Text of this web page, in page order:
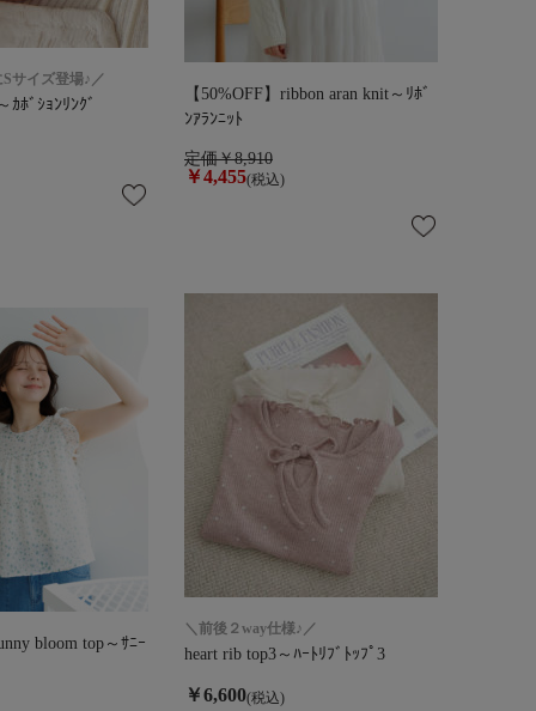
サイズ登場♪／
ｶﾎﾞｼｮﾝﾘﾝｸﾞ
【50%OFF】ribbon aran knit～ﾘﾎﾞ
ﾝｱﾗﾝﾆｯﾄ
定価￥8,910
￥4,455(税込)
bloom top～ｻﾆｰ
＼前後２way仕様♪／
heart rib top3～ﾊｰﾄﾘﾌﾞﾄｯﾌﾟ3
￥6,600(税込)